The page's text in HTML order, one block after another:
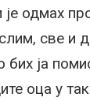
одмах
све и
ја
оца у